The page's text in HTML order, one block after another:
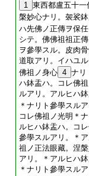
1 東西都盧五十
槃妙心ナリ。袈裟
ハ先佛ノ正傳ヲ保
シテ。佛佛祖祖正
ヲ參學スル。皮肉
道取アリ。イハユ
佛祖ノ身心 4 ナリ
ハ鉢盂ハ。コレ佛
ルアリ。アルヒハ
＊ナリト參學スル
コレ佛祖ノ光明＊
ルヒハ鉢盂ハ。コ
參學スルアリ。＊
祖ノ正法眼藏。涅
アリ。＊アルヒハ
＊ナリト參學スル